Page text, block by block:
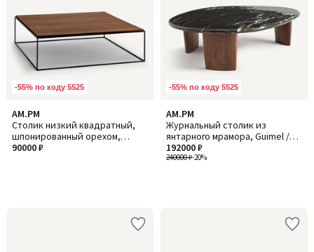
-55% по коду 5525
AM.PM
Столик низкий квадратный,
шпонированный орехом,
формат XL, Nolia / Нолиа
90000 ₽
-55% по коду 5525
AM.PM
Журнальный столик из
янтарного мрамора, Guimel /
Гимел
240000 ₽-20%
192000 ₽